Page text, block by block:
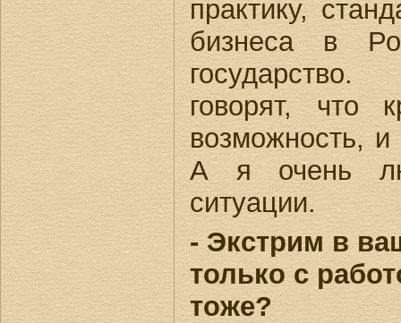
практику,
бизнеса в
говорят, что
возможность, и
А я очень
ситуации.
- Экстрим в
только с
тоже?